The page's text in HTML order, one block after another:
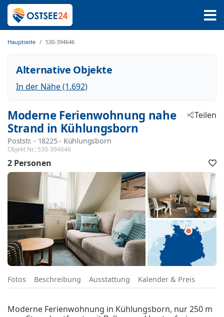
Hauptseite 530-394646
Alternative Objekte
In der Nähe (1.692)
Moderne Ferienwohnung nahe
Strand in Kühlungsborn
Poststr. - 18225 - Kühlungsborn
Objekt Nr.: 530-394646
Teilen
2 Personen
Fotos Beschreibung Ausstattung Kalender & Preis
Moderne Ferienwohnung in Kühlungsborn, nur 250 m